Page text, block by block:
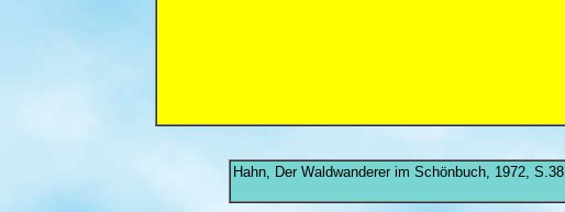
Hahn, Der Waldwanderer im Schönbuch, 1972, S.38